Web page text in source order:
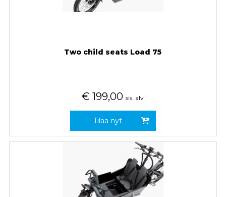
Two child seats Load 75
€ 199,00 sis. alv
Tilaa nyt